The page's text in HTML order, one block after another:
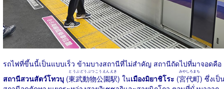
รถไฟที่ขึ้นนี้เป็นแบบเร็ว ข้ามบางสถานีที่ไม่สำคัญ สถานีถัดไปที่มาจอดคือ
สถานีสวนสัตว์โทวบุ (東武動物公園駅
とうぶどうぶつこうえんえき
) ในเมืองมิยาชิโระ (宮代町
みやしろまち
) ซึ่งเป็